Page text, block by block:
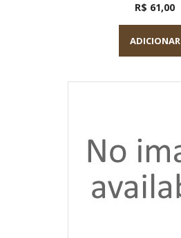
R$ 61,00
ADICIONAR